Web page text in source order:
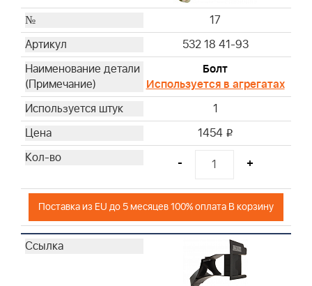
17
532 18 41-93
Болт
Используется в агрегатах
1
1454 i
- +
Поставка из EU до 5 месяцев 100% оплата В корзину